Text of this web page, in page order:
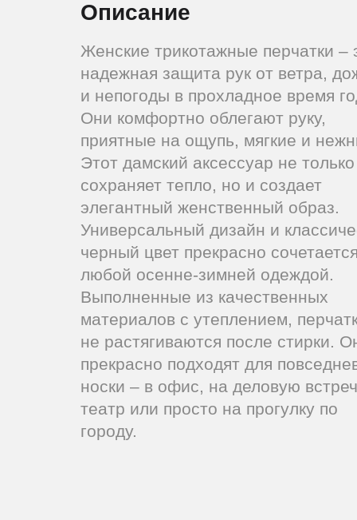
Описание
Женские трикотажные перчатки –
надежная защита рук от ветра,
и непогоды в прохладное время
Они комфортно облегают руку,
приятные на ощупь, мягкие и
Этот дамский аксессуар не только
сохраняет тепло, но и создает
элегантный женственный образ.
Универсальный дизайн и
черный цвет прекрасно
любой осенне-зимней одеждой.
Выполненные из качественных
материалов с утеплением,
не растягиваются после стирки.
прекрасно подходят для
носки – в офис, на деловую
театр или просто на прогулку по
городу.